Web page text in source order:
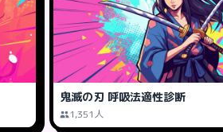
鬼滅の刃 呼吸法適性診断
1,351人